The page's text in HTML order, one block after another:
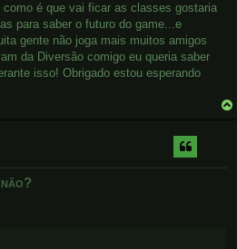
é que vai ficar as classes gostaria
para saber o futuro do game...e
gente não joga mais muitos amigos
da Diversão comigo eu queria saber
isso! Obrigado estou esperando